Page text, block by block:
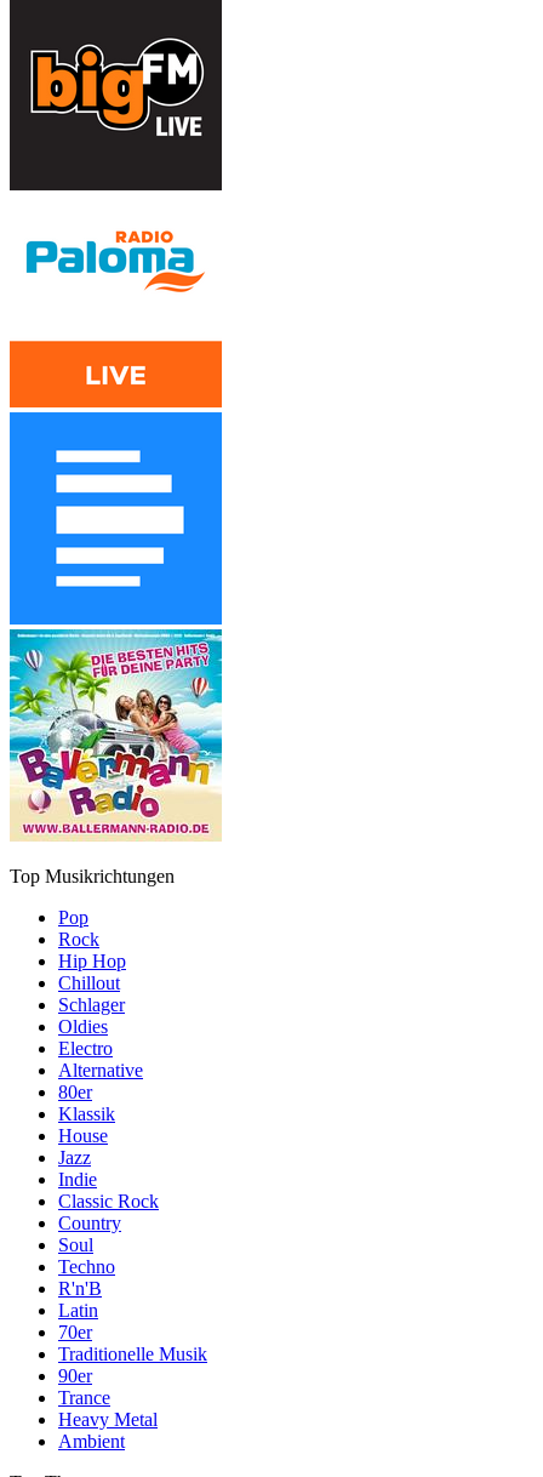
Top Musikrichtungen
Pop
Rock
Hip Hop
Chillout
Schlager
Oldies
Electro
Alternative
80er
Klassik
House
Jazz
Indie
Classic Rock
Country
Soul
Techno
R'n'B
Latin
70er
Traditionelle Musik
90er
Trance
Heavy Metal
Ambient